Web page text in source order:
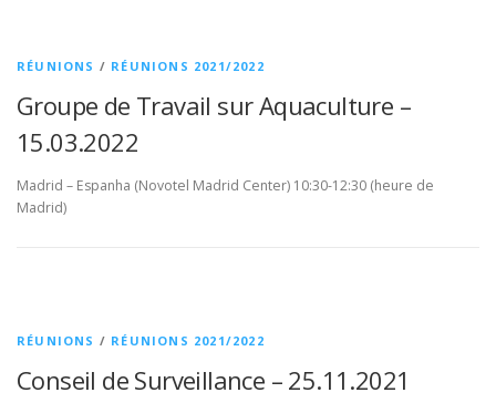
RÉUNIONS / RÉUNIONS 2021/2022
Groupe de Travail sur Aquaculture –
15.03.2022
Madrid – Espanha (Novotel Madrid Center) 10:30-12:30 (heure de
Madrid)
RÉUNIONS / RÉUNIONS 2021/2022
Conseil de Surveillance – 25.11.2021